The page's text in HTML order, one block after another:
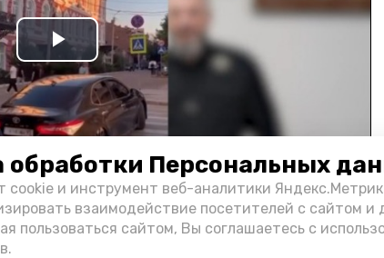
обработки Персональных
cookie и инструмент веб-аналитики
взаимодействие посетителей с сайтом и
пользоваться сайтом, Вы соглашаетесь с
Play
Video
администрации губернатора АО